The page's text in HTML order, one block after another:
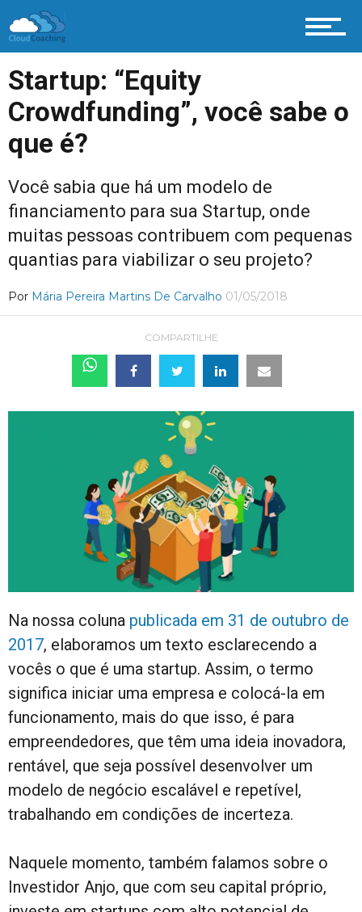
Startup: “Equity
Crowdfunding”, você sabe o
que é?
Você sabia que há um modelo de
financiamento para sua Startup, onde
muitas pessoas contribuem com pequenas
quantias para viabilizar o seu projeto?
Por Mária Pereira Martins De Carvalho 01/05/2018
COMPARTILHE
Na nossa coluna publicada em 31 de outubro de
2017, elaboramos um texto esclarecendo a
vocês o que é uma startup. Assim, o termo
significa iniciar uma empresa e colocá-la em
funcionamento, mais do que isso, é para
empreendedores, que têm uma ideia inovadora,
rentável, que seja possível desenvolver um
modelo de negócio escalável e repetível,
trabalhando em condições de incerteza.
Naquele momento, também falamos sobre o
Investidor Anjo, que com seu capital próprio,